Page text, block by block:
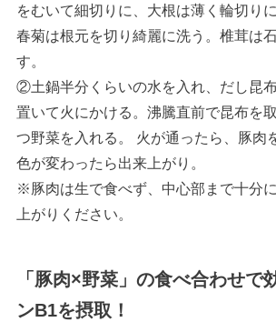
をむいて細切りに、大根は薄く輪切り
春菊は根元を切り綺麗に洗う。椎茸は
す。
②土鍋半分くらいの水を入れ、だし昆
置いて火にかける。沸騰直前で昆布を
つ野菜を入れる。 火が通ったら、豚肉
色が変わったら出来上がり。
※豚肉は生で食べず、中心部まで十分
上がりください。
「豚肉×野菜」の食べ合わせで
ンB1を摂取！